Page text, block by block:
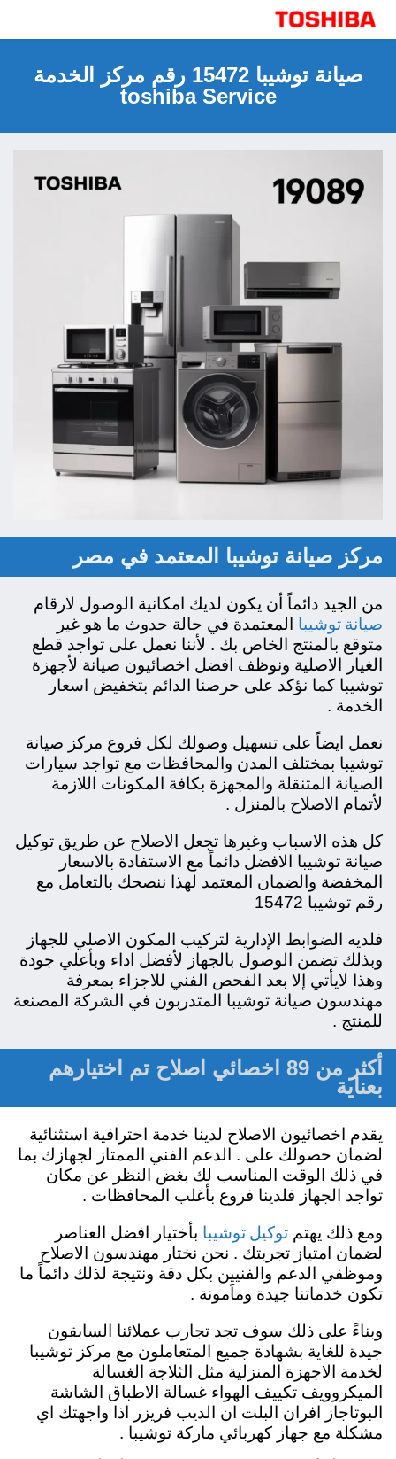
صيانة توشيبا 15472 رقم مركز الخدمة
toshiba Service
مركز صيانة توشيبا المعتمد في مصر
من الجيد دائماً أن يكون لديك امكانية الوصول لارقام
صيانة توشيبا المعتمدة في حالة حدوث ما هو غير
متوقع بالمنتج الخاص بك . لأننا نعمل على تواجد قطع
الغيار الاصلية ونوظف افضل اخصائيون صيانة لأجهزة
توشيبا كما نؤكد على حرصنا الدائم بتخفيض اسعار
الخدمة .
نعمل ايضاً على تسهيل وصولك لكل فروع مركز صيانة
توشيبا بمختلف المدن والمحافظات مع تواجد سيارات
الصيانة المتنقلة والمجهزة بكافة المكونات اللازمة
لأتمام الاصلاح بالمنزل .
كل هذه الاسباب وغيرها تجعل الاصلاح عن طريق توكيل
صيانة توشيبا الافضل دائماً مع الاستفادة بالاسعار
المخفضة والضمان المعتمد لهذا ننصحك بالتعامل مع
رقم توشيبا 15472
فلديه الضوابط الإدارية لتركيب المكون الاصلي للجهاز
وبذلك تضمن الوصول بالجهاز لأفضل اداء وبأعلي جودة
وهذا لايأتي إلا بعد الفحص الفني للاجزاء بمعرفة
مهندسون صيانة توشيبا المتدربون في الشركة المصنعة
للمنتج .
أكثر من 89 اخصائي اصلاح تم اختيارهم
بعناية
يقدم اخصائيون الاصلاح لدينا خدمة احترافية استثنائية
لضمان حصولك على . الدعم الفني الممتاز لجهازك بما
في ذلك الوقت المناسب لك بغض النظر عن مكان
تواجد الجهاز فلدينا فروع بأغلب المحافظات .
ومع ذلك يهتم توكيل توشيبا بأختيار افضل العناصر
لضمان امتياز تجربتك . نحن نختار مهندسون الاصلاح
وموظفي الدعم والفنيين بكل دقة ونتيجة لذلك دائماً ما
تكون خدماتنا جيدة وماَمونة .
وبناءً على ذلك سوف تجد تجارب عملائنا السابقون
جيدة للغاية بشهادة جميع المتعاملون مع مركز توشيبا
لخدمة الاجهزة المنزلية مثل الثلاجة الغسالة
الميكروويف تكييف الهواء غسالة الاطباق الشاشة
البوتاجاز افران البلت ان الديب فريزر اذا واجهتك اي
مشكلة مع جهاز كهربائي ماركة توشيبا .
صيانة توشيبا مركز الخدمة مصر 15472 رقم صيانة
توكيل توشيبا